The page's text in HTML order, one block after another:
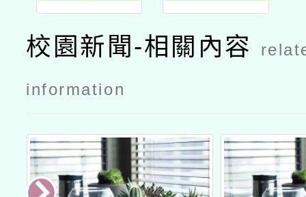
語字音字形
組選手暑期
培訓營」
語字音字形
組選手暑期
培訓營」公
校園新聞-相關內容
information